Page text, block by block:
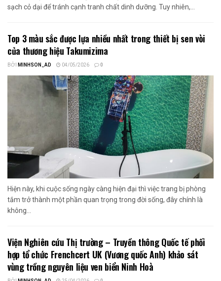
sạch cỏ dại để tránh cạnh tranh chất dinh dưỡng. Tuy nhiên,...
Top 3 màu sắc được lựa nhiều nhất trong thiết bị sen vòi
của thương hiệu Takumizima
BỞI MINHSON_AD 04/05/2026 0
Hiện này, khi cuộc sống ngày càng hiện đại thì việc trang bị phòng
tắm trở thành một phần quan trọng trong đời sống, đây chính là
không...
Viện Nghiên cứu Thị trường – Truyền thông Quốc tế phối
hợp tổ chức Frenchcert UK (Vương quốc Anh) khảo sát
vùng trồng nguyên liệu ven biển Ninh Hoà